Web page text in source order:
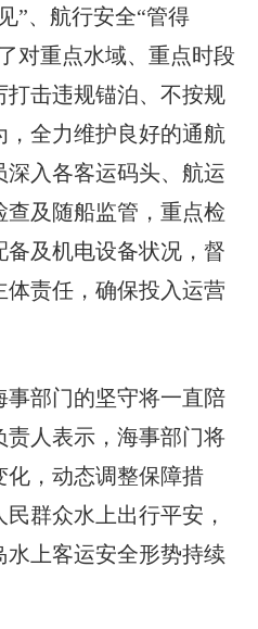
”、航行安全“管得
对重点水域、重点时段
打击违规锚泊、不按规
全力维护良好的通航
入各客运码头、航运
及随船监管，重点检
及机电设备状况，督
责任，确保投入运营
部门的坚守将一直陪
人表示，海事部门将
化，动态调整保障措
群众水上出行平安，
上客运安全形势持续